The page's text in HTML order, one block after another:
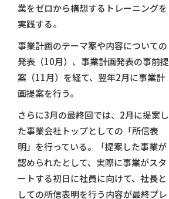
業をゼロから構想するトレーニングを
実践する。
事業計画のテーマ案や内容についての
発表（10月）、事業計画発表の事前提
案（11月）を経て、翌年2月に事業計
画提案を行う。
さらに3月の最終回では、2月に提案し
た事業会社トップとしての「所信表
明」を行っている。「提案した事業が
認められたとして、実際に事業がスタ
ートする初日に社員に向けて、社長と
しての所信表明を行う内容が最終プレ